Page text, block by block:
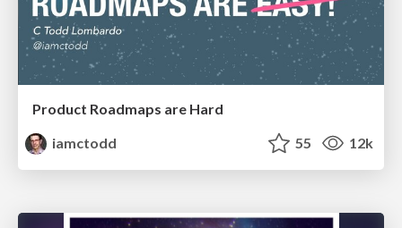
Product Roadmaps are Hard
iamctodd
55 12k